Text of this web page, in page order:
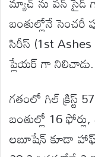
బంతుల్లోనే సెంచరీ
సిరీస్ (1st
ప్లేయర్ గా నిలిచాడు.
గతంలో గిల్ క్రిస్ట్
బంతుల్లో 16
లబూషేన్ కూడా